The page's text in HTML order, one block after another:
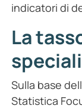
indicatori di
La
Sulla base
Statistica